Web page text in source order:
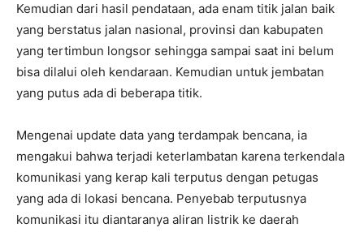
Kemudian dari hasil pendataan, ada enam titik jalan baik
yang berstatus jalan nasional, provinsi dan kabupaten
yang tertimbun longsor sehingga sampai saat ini belum
bisa dilalui oleh kendaraan. Kemudian untuk jembatan
yang putus ada di beberapa titik.
Mengenai update data yang terdampak bencana, ia
mengakui bahwa terjadi keterlambatan karena terkendala
komunikasi yang kerap kali terputus dengan petugas
yang ada di lokasi bencana. Penyebab terputusnya
komunikasi itu diantaranya aliran listrik ke daerah